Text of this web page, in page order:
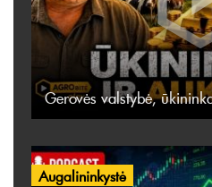
Gerovės valstybė,
Augalininkystė